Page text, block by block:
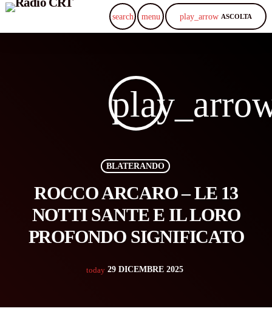
search menu play_arrow ASCOLTA
BLATERANDO
ROCCO ARCARO – LE 13
NOTTI SANTE E IL LORO
PROFONDO SIGNIFICATO
today 29 DICEMBRE 2025